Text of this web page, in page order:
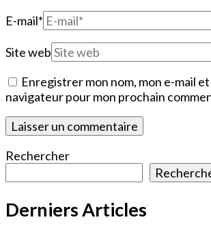
E-mail*
Site web
Enregistrer mon nom, mon e-mail
navigateur pour mon prochain
Rechercher
Derniers Articles